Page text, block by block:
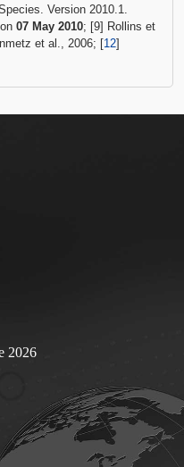
Version 2010.1.
07 May 2010; [9] Rollins et
et al., 2006; [12]
2026